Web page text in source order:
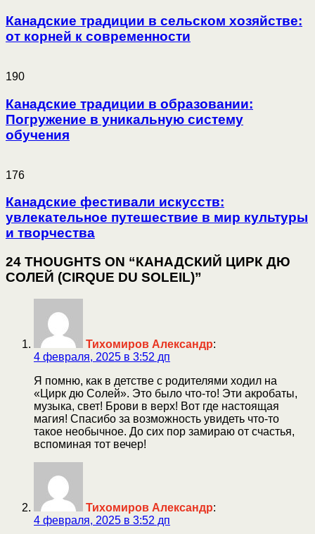
Канадские традиции в сельском хозяйстве:
от корней к современности
190
Канадские традиции в образовании:
Погружение в уникальную систему
обучения
176
Канадские фестивали искусств:
увлекательное путешествие в мир культуры
и творчества
24 THOUGHTS ON “КАНАДСКИЙ ЦИРК ДЮ
СОЛЕЙ (CIRQUE DU SOLEIL)”
Тихомиров Александр:
4 февраля, 2025 в 3:52 дп
Я помню, как в детстве с родителями ходил на
«Цирк дю Солей». Это было что-то! Эти акробаты,
музыка, свет! Брови в верх! Вот где настоящая
магия! Спасибо за возможность увидеть что-то
такое необычное. До сих пор замираю от счастья,
вспоминая тот вечер!
Тихомиров Александр:
4 февраля, 2025 в 3:52 дп